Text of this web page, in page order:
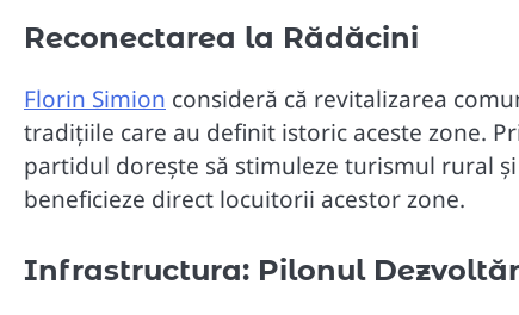
Reconectarea la Rădăcini
Florin Simion consideră că revitalizarea
tradițiile care au definit istoric aceste zone.
partidul dorește să stimuleze turismul rural
beneficieze direct locuitorii acestor zone.
Infrastructura: Pilonul